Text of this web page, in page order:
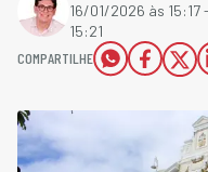
16/01/2026 às 15:17
15:21
COMPARTILHE